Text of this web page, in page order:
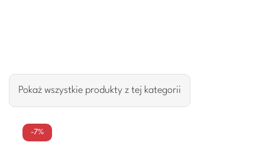
Pokaż wszystkie produkty z tej kategorii
-7%